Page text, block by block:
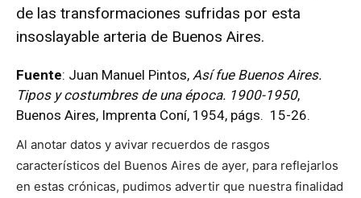
de las transformaciones sufridas por esta
insoslayable arteria de Buenos Aires.
Fuente: Juan Manuel Pintos, Así fue Buenos Aires.
Tipos y costumbres de una época. 1900-1950,
Buenos Aires, Imprenta Coní, 1954, págs. 15-26.
Al anotar datos y avivar recuerdos de rasgos
característicos del Buenos Aires de ayer, para reflejarlos
en estas crónicas, pudimos advertir que nuestra finalidad